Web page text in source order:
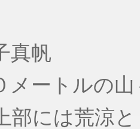
真帆
メートルの
部には荒涼